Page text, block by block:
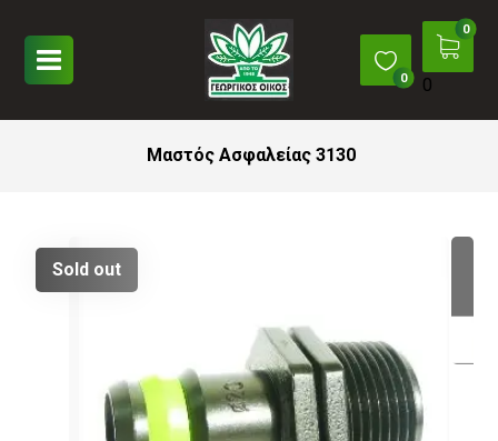
0
Μαστός Ασφαλείας 3130
Sold out